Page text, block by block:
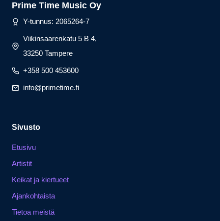
Prime Time Music Oy
Y-tunnus: 2065264-7
Viikinsaarenkatu 5 B 4,
33250 Tampere
+358 500 453600
info@primetime.fi
Sivusto
Etusivu
Artistit
Keikat ja kiertueet
Ajankohtaista
Tietoa meistä